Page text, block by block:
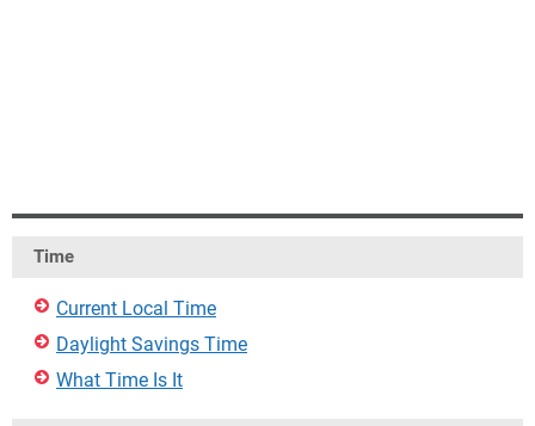
Time
Current Local Time
Daylight Savings Time
What Time Is It